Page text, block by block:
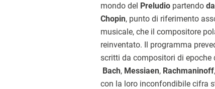
mondo del Preludio partendo
Chopin, punto di riferimento
musicale, che il compositore
reinventato. Il programma
scritti da compositori di epoche
Bach, Messiaen, Rachmaninoff,
con la loro inconfondibile cifra